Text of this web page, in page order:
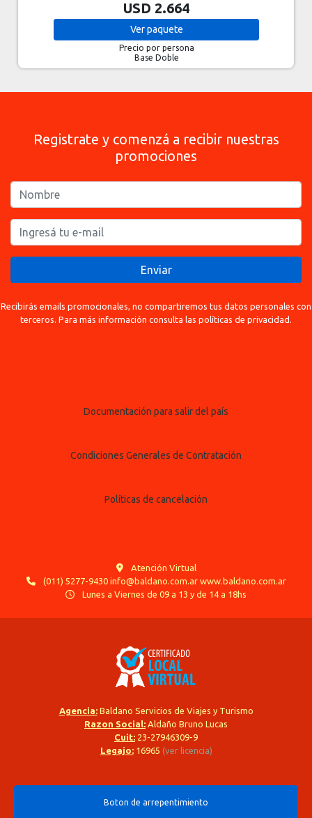
USD 2.664
Verpaquete
Precio por persona
Base Doble
Registrate y comenzá a recibir nuestras
promociones
Enviar
Recibirás emails promocionales, no compartiremos tus datos personales con
terceros. Para más información consulta las políticas de privacidad.
Documentación para salir del país
Condiciones Generales de Contratación
Políticas de cancelación
Atención Virtual
(011) 5277-9430 info@baldano.com.ar www.baldano.com.ar
Lunes a Viernes de 09 a 13 y de 14 a 18hs
Agencia:Baldano Servicios de Viajes y Turismo
Razon Social: Aldaño Bruno Lucas
Cuit: 23-27946309-9
Legajo:16965 (ver licencia)
Boton de arrepentimiento